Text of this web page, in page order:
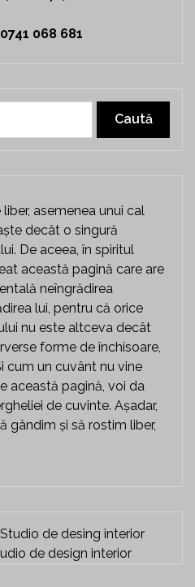
068 681
asemenea unui cal
decât o singură
De aceea, în spiritul
această pagină care are
neîngrădirea
lui, pentru că orice
nu este altceva decât
forme de închisoare,
cum un cuvânt nu vine
această pagină, voi da
de cuvinte. Așadar,
gândim și să rostim liber,
de design interior